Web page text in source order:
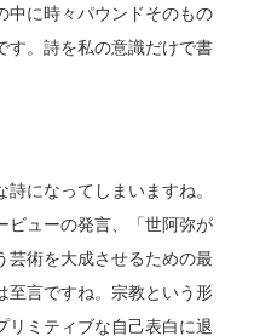
中に時々パウンドそのもの
す。詩を私の意識だけで書
になってしまいますね。
ビューの発言、「世阿弥が
芸術を大成させるための最
至言ですね。宗教という形
リミティブな自己表白に退